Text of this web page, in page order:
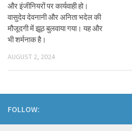
और इंजीनियरों पर कार्यवाही हो।
वासुदेव देवनानी और अनिता भदेल की
मौजूदगी में झूठ बुलवाया गया। यह और
भी शर्मनाक है।
AUGUST 2, 2024
FOLLOW: